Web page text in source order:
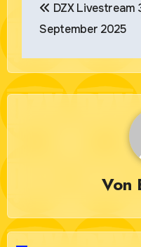
DZX Livestream
September 2025
Von